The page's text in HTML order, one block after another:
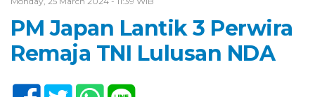
PM Japan Lantik 3 Perwira
Remaja TNI Lulusan NDA